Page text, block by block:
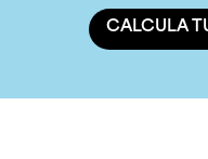
CALCULA